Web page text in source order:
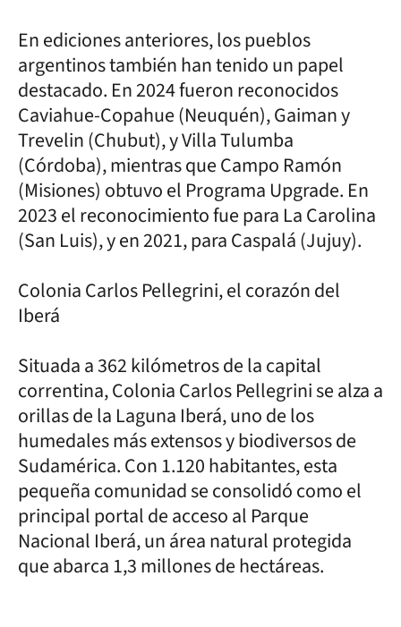
En ediciones anteriores, los pueblos
argentinos también han tenido un papel
destacado. En 2024 fueron reconocidos
Caviahue-Copahue (Neuquén), Gaiman y
Trevelin (Chubut), y Villa Tulumba
(Córdoba), mientras que Campo Ramón
(Misiones) obtuvo el Programa Upgrade. En
2023 el reconocimiento fue para La Carolina
(San Luis), y en 2021, para Caspalá (Jujuy).
Colonia Carlos Pellegrini, el corazón del
Iberá
Situada a 362 kilómetros de la capital
correntina, Colonia Carlos Pellegrini se alza a
orillas de la Laguna Iberá, uno de los
humedales más extensos y biodiversos de
Sudamérica. Con 1.120 habitantes, esta
pequeña comunidad se consolidó como el
principal portal de acceso al Parque
Nacional Iberá, un área natural protegida
que abarca 1,3 millones de hectáreas.